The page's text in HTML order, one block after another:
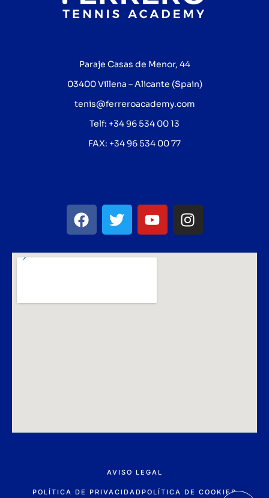
Paraje Casas de Menor, 44
03400 Villena – Alicante (Spain)
tenis@ferreroacademy.com
Telf: +34 96 534 00 13
FAX: +34 96 534 00 77
AVISO LEGAL
POLÍTICA DE PRIVACIDADPOLÍTICA DE COOKIES